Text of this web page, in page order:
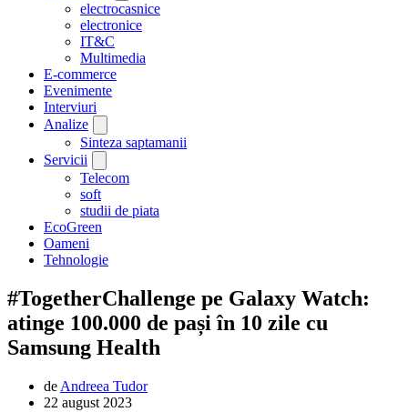
electrocasnice
electronice
IT&C
Multimedia
E-commerce
Evenimente
Interviuri
Analize
Sinteza saptamanii
Servicii
Telecom
soft
studii de piata
EcoGreen
Oameni
Tehnologie
#TogetherChallenge pe Galaxy Watch:
atinge 100.000 de pași în 10 zile cu
Samsung Health
de Andreea Tudor
22 august 2023